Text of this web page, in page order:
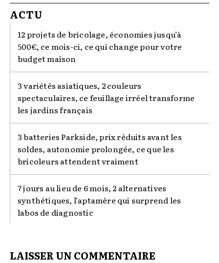
ACTU
12 projets de bricolage, économies jusqu’à
500€, ce mois-ci, ce qui change pour votre
budget maison
3 variétés asiatiques, 2 couleurs
spectaculaires, ce feuillage irréel transforme
les jardins français
3 batteries Parkside, prix réduits avant les
soldes, autonomie prolongée, ce que les
bricoleurs attendent vraiment
7 jours au lieu de 6 mois, 2 alternatives
synthétiques, l’aptamère qui surprend les
labos de diagnostic
LAISSER UN COMMENTAIRE